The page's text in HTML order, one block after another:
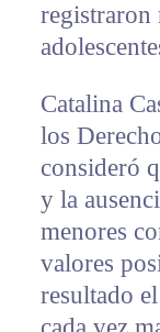
registraron
Catalina
los
consideró
y la
menores
valores
resultado